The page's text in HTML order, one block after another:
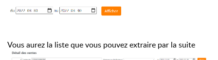
Vous aurez la liste que vous pouvez extraire par la suite